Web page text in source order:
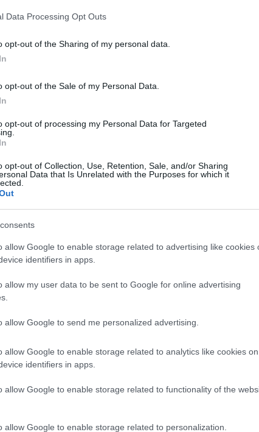
Data Processing Opt Outs
opt-out of the Sharing of my personal data.
opt-out of the Sale of my Personal Data.
opt-out of processing my Personal Data for Targeted
opt-out of Collection, Use, Retention, Sale, and/or Sharing
Data that Is Unrelated with the Purposes for which it
allow Google to enable storage related to advertising like cookies
identifiers in apps.
allow my user data to be sent to Google for online advertising
allow Google to send me personalized advertising.
allow Google to enable storage related to analytics like cookies on
identifiers in apps.
allow Google to enable storage related to functionality of the
allow Google to enable storage related to personalization.
obrázka
na stiahnutie nižšie, sú menej
obrázky vložené do článkov a stránok na tejto
súborov, aby sa znížila spotreba šírky pásma.
x 3,072)
x 4,096)